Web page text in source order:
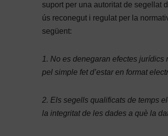
suport per una autoritat de segellat
ús reconegut i regulat per la
següent:
1. No es denegaran efectes
pel simple fet d’estar en format
2. Els segells qualificats de temps
la integritat de les dades a què la